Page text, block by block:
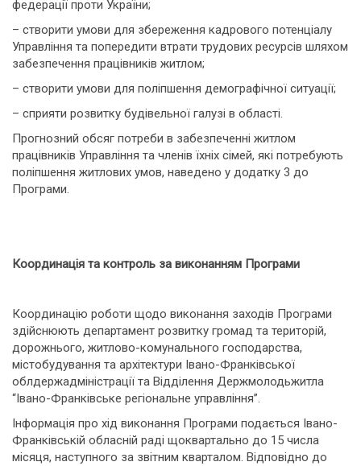
федерації проти України;
– створити умови для збереження кадрового потенціалу
Управління та попередити втрати трудових ресурсів шляхом
забезпечення працівників житлом;
– створити умови для поліпшення демографічної ситуації;
– сприяти розвитку будівельної галузі в області.
Прогнозний обсяг потреби в забезпеченні житлом
працівників Управління та членів їхніх сімей, які потребують
поліпшення житлових умов, наведено у додатку 3 до
Програми.
Координація та контроль за виконанням Програми
Координацію роботи щодо виконання заходів Програми
здійснюють департамент розвитку громад та територій,
дорожнього, житлово-комунального господарства,
містобудування та архітектури Івано-Франківської
облдержадміністрації та Відділення Держмолодьжитла
“Івано-Франківське регіональне управління”.
Інформація про хід виконання Програми подається Івано-
Франківській обласній раді щоквартально до 15 числа
місяця, наступного за звітним кварталом. Відповідно до